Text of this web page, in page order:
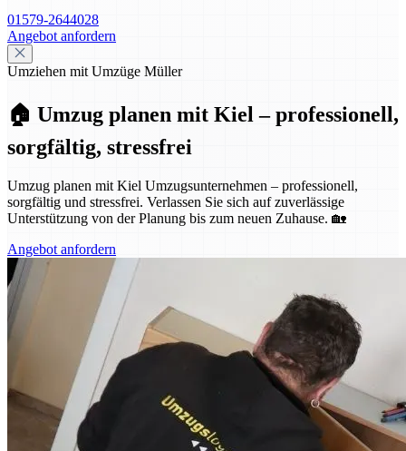
01579-2644028
Angebot anfordern
Umziehen mit Umzüge Müller
🏠 Umzug planen mit Kiel – professionell,
sorgfältig, stressfrei
Umzug planen mit Kiel Umzugsunternehmen – professionell,
sorgfältig und stressfrei. Verlassen Sie sich auf zuverlässige
Unterstützung von der Planung bis zum neuen Zuhause. 🏡
Angebot anfordern